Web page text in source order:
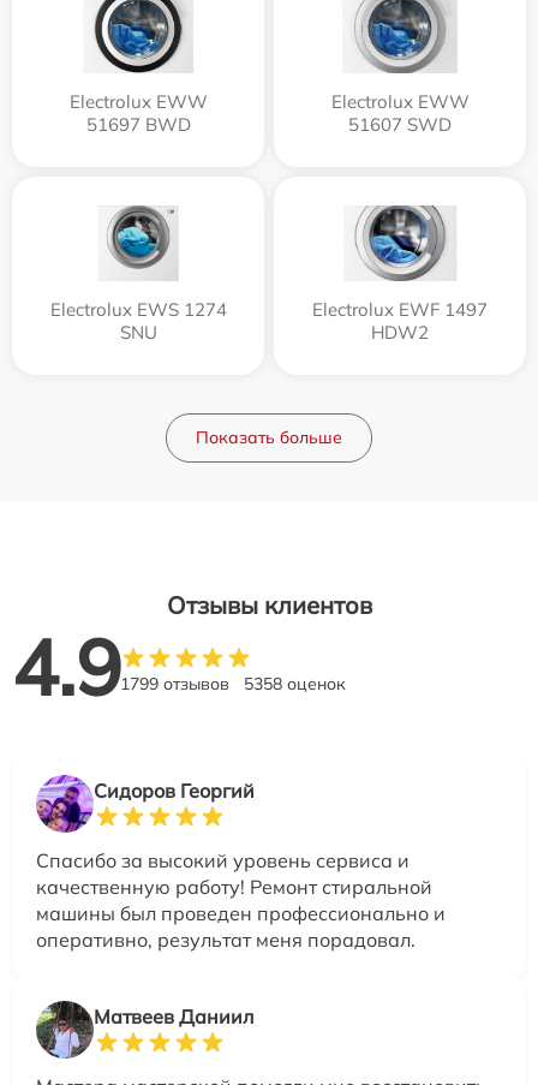
Electrolux EWW
51697 BWD
Electrolux EWW
51607 SWD
Electrolux EWS 1274
SNU
Electrolux EWF 1497
HDW2
Показать больше
Отзывы клиентов
4.91799 отзывов 5358 оценок
Сидоров Георгий
Спасибо за высокий уровень сервиса и
качественную работу! Ремонт стиральной
машины был проведен профессионально и
оперативно, результат меня порадовал.
Матвеев Даниил